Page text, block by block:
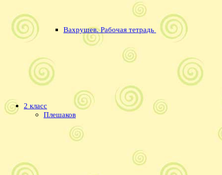
Вахрушев. Рабочая тетрадь
2 класс
Плешаков